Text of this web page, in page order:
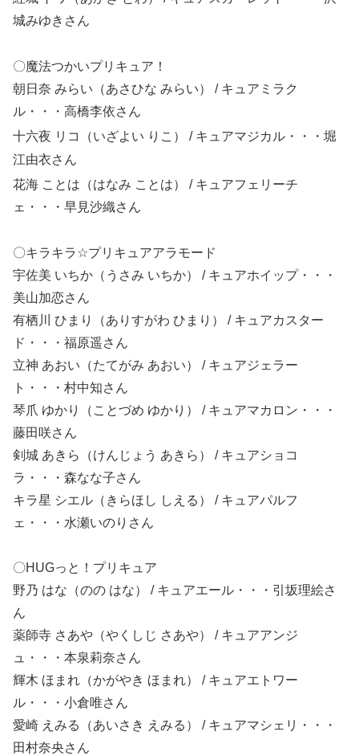
城みゆき さん
〇魔法つかいプリキュア！
朝日奈 みらい（あさひな みらい） / キュアミラク
ル・・・高橋李依さん
十六夜 リコ（いざよい りこ）
/ キュアマジカル・・・堀
江由衣さん
花海 ことは（はなみ ことは）
/ キュアフェリーチ
ェ・・・早見沙織さん
〇キラキラ☆プリキュアアラモード
宇佐美 いちか（うさみ いちか） / キュアホイップ・・・
美山加恋さん
有栖川 ひまり（ありすがわ ひまり） / キュアカスター
ド・・・福原遥さん
立神 あおい（たてがみ あおい） / キュアジェラー
ト・・・村中知さん
琴爪 ゆかり（ことづめ ゆかり） / キュアマカロン・・・
藤田咲さん
剣城 あきら（けんじょう あきら） / キュアショコ
ラ・・・森なな子さん
キラ星 シエル（きらほし しえる） / キュアパルフ
ェ・・・水瀬いのり さん
〇HUGっと！プリキュア
野乃 はな（のの はな） / キュアエール・・・引坂理絵さ
ん
薬師寺 さあや（やくしじ さあや） / キュアアンジ
ュ・・・本泉莉奈さん
輝木 ほまれ（かがやき ほまれ） / キュアエトワー
ル・・・小倉唯さん
愛崎 えみる（あいさき えみる） / キュアマシェリ・・・
田村奈央さん